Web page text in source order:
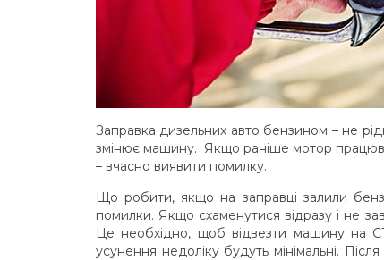
Заправка дизельних авто бензином – не
змінює машину. Якщо раніше мотор
– вчасно виявити помилку.
Що робити, якщо на заправці залили
помилки. Якщо схаменутися відразу і не
Це необхідно, щоб відвезти машину на
усунення недоліку будуть мінімальні.